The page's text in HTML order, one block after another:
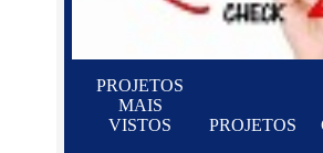
PROJETOS
MAIS
VISTOS
PROJETOS